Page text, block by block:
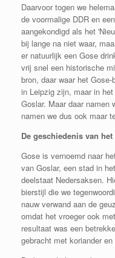
Daarvoor togen we
de voormalige DDR en
aangekondigd als het
bij lange na niet waar,
er natuurlijk een Gose
vrij snel een historische
bron, daar waar het
in Leipzig zijn, maar in
Goslar. Maar daar namen
namen we dus ook maar
De geschiedenis van
Gose is vernoemd naar
van Goslar, een stad in
deelstaat Nedersaksen.
bierstijl die we
nauw verwand aan de
omdat het vroeger ook
resultaat was een
gebracht met koriander en